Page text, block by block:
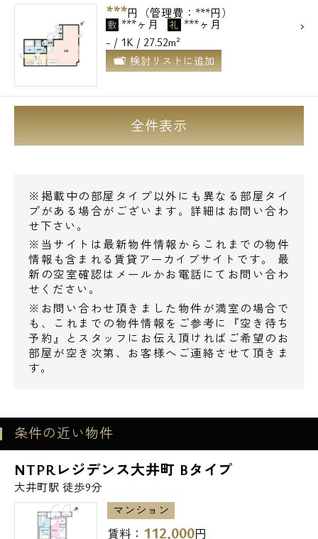
***円（管理費：***円）
敷 ***ヶ月 礼 ***ヶ月
- / 1K / 27.52m²
検討リストに追加
全件表示
※掲載中の部屋タイプ以外にも異なる部屋タイ
プがある場合がございます。詳細はお問い合わ
せ下さい。
※当サイトは最新物件情報からこれまでの物件
情報も含まれる賃貸アーカイブサイトです。 最
新の空室確認はメールかお電話にてお問い合わ
せください。
※お問い合わせ頂きました物件が満室の場合で
も、これまでの物件情報をご参考に『空き待ち
予約』とスタッフにお伝え頂ければご希望のお
部屋が空き次第、お客様へご連絡させて頂きま
す。
条件の近い物件
NTPRレジデンス大井町 Bタイプ
大井町駅 徒歩9分
マンション
賃料： 112,000円